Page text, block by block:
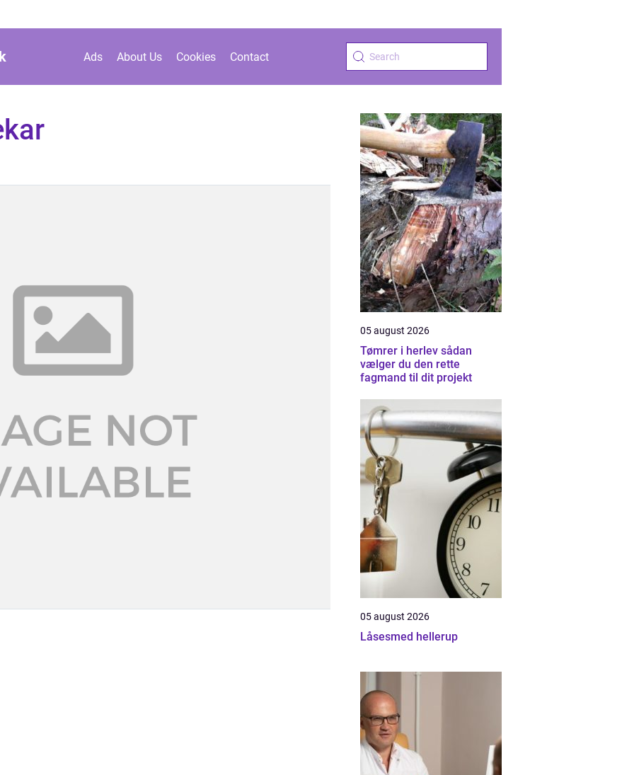
Ads About Us Cookies Contact
05 august 2026
Tømrer i herlev sådan
vælger du den rette
fagmand til dit projekt
05 august 2026
Låsesmed hellerup